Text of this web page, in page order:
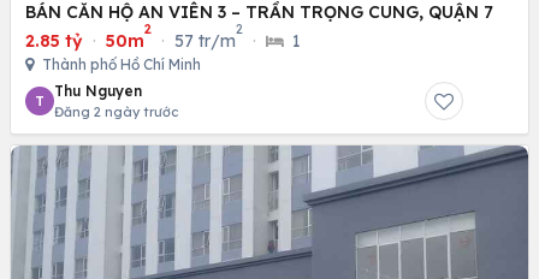
BÁN CĂN HỘ AN VIÊN 3 – TRẦN TRỌNG CUNG, QUẬN 7
2.85 tỷ · 50m
2
· 57 tr/m
2
· 1
Thành phố Hồ Chí Minh
T
Thu Nguyen
Đăng 2 ngày trước